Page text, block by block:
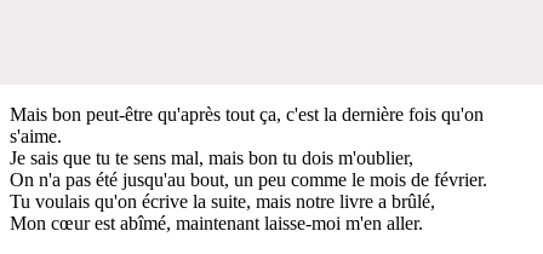
Mais bon peut-être qu'après tout ça, c'est la dernière fois qu'on
s'aime.
Je sais que tu te sens mal, mais bon tu dois m'oublier,
On n'a pas été jusqu'au bout, un peu comme le mois de février.
Tu voulais qu'on écrive la suite, mais notre livre a brûlé,
Mon cœur est abîmé, maintenant laisse-moi m'en aller.